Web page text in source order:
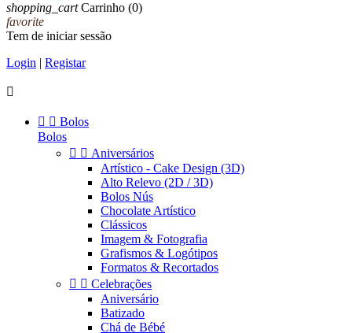
shopping_cart Carrinho (0)
favorite
Tem de iniciar sessão
Login | Registar

  Bolos
Bolos
  Aniversários
Artístico - Cake Design (3D)
Alto Relevo (2D / 3D)
Bolos Nús
Chocolate Artístico
Clássicos
Imagem & Fotografia
Grafismos & Logótipos
Formatos & Recortados
  Celebrações
Aniversário
Batizado
Chá de Bébé